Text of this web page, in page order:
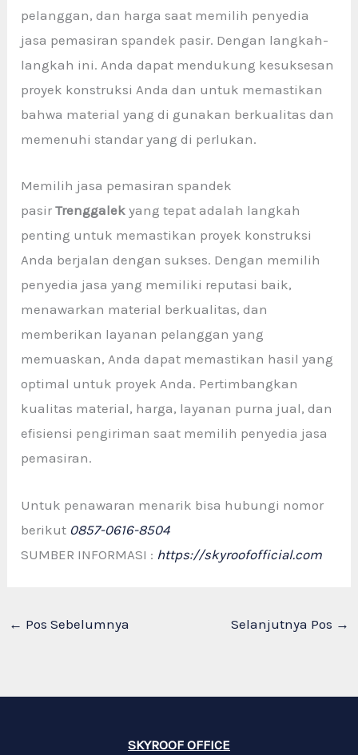
pelanggan, dan harga saat memilih penyedia
jasa pemasiran spandek pasir. Dengan langkah-
langkah ini. Anda dapat mendukung kesuksesan
proyek konstruksi Anda dan untuk memastikan
bahwa material yang di gunakan berkualitas dan
memenuhi standar yang di perlukan.
Memilih jasa pemasiran spandek
pasirTrenggalek yang tepat adalah langkah
penting untuk memastikan proyek konstruksi
Anda berjalan dengan sukses. Dengan memilih
penyedia jasa yang memiliki reputasi baik,
menawarkan material berkualitas, dan
memberikan layanan pelanggan yang
memuaskan, Anda dapat memastikan hasil yang
optimal untuk proyek Anda. Pertimbangkan
kualitas material, harga, layanan purna jual, dan
efisiensi pengiriman saat memilih penyedia jasa
pemasiran.
Untuk penawaran menarik bisa hubungi nomor
berikut 0857-0616-8504
SUMBER INFORMASI : https://skyroofofficial.com
← Pos Sebelumnya Selanjutnya Pos →
SKYROOF OFFICE